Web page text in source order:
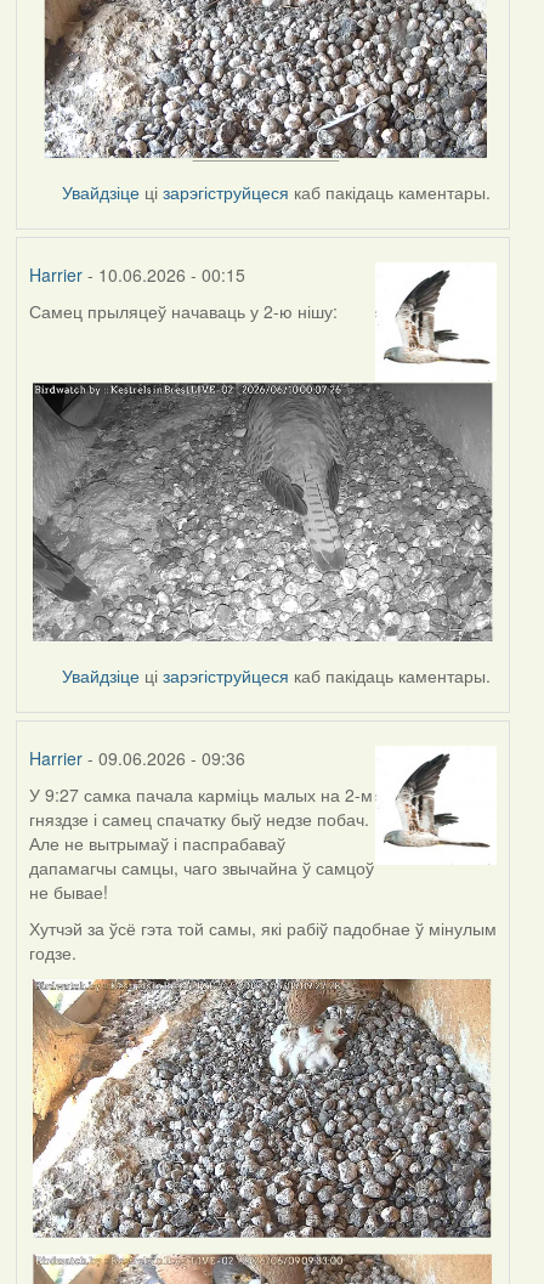
Увайдзіце цізарэгіструйцеся каб пакідаць каментары.
Harrier- 10.06.2026 - 00:15
Самец прыляцеў начаваць у 2-ю нішу:
Увайдзіце цізарэгіструйцеся каб пакідаць каментары.
Harrier- 09.06.2026 - 09:36
У 9:27 самка пачала карміць малых на 2-м
гняздзе і самец спачатку быў недзе побач.
Але не вытрымаў і паспрабаваў
дапамагчы самцы, чаго звычайна ў самцоў
не бывае!
Хутчэй за ўсё гэта той самы, які рабіў падобнае ў мінулым
годзе.